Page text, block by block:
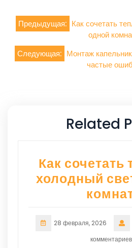
Навигация
по
записям
Предыдущая: Как сочетать
одной
Следующая: Монтаж
частые
Related
Как сочетать
холодный
28 февраля, 2026
комментариев